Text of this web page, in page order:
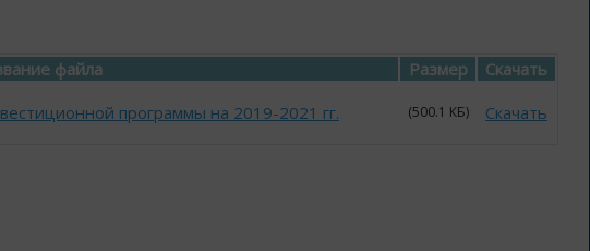
файла Размер
Скачать
программы на 2019-2021 гг.
(500.1 КБ) Скачать